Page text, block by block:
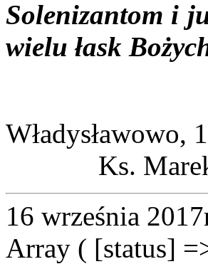
Solenizantom i
wielu łask
Ks. Marek
16 września
Array ( [status]